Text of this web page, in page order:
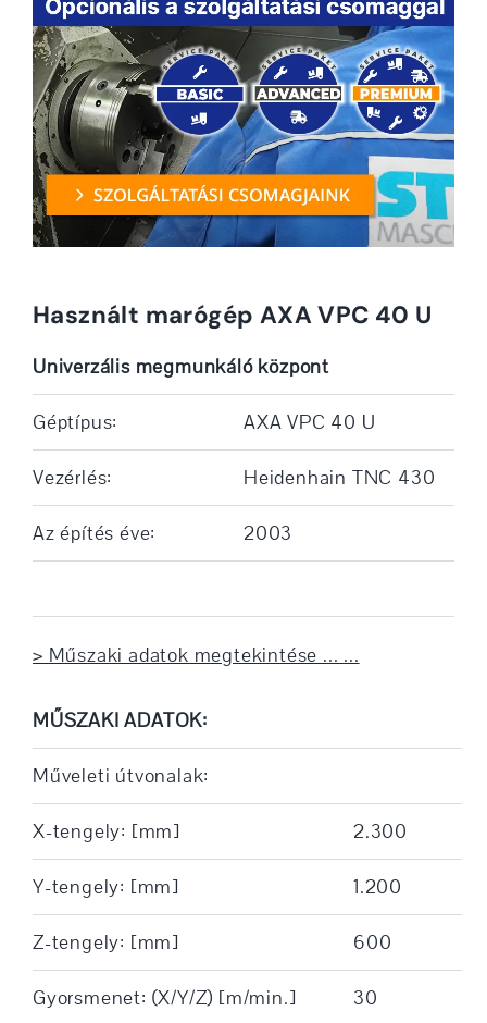
Használt marógép AXA VPC 40 U
Univerzális megmunkáló központ
Géptípus: AXA VPC 40 U
Vezérlés: Heidenhain TNC 430
Az építés éve: 2003
> Műszaki adatok megtekintése ... ...
MŰSZAKI ADATOK:
Műveleti útvonalak:
X-tengely: [mm] 2.300
Y-tengely: [mm] 1.200
Z-tengely: [mm] 600
Gyorsmenet: (X/Y/Z) [m/min.] 30